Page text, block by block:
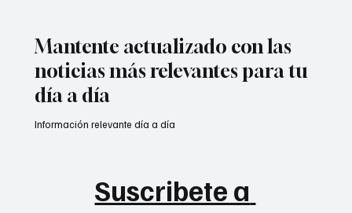
Mantente actualizado con las
noticias más relevantes para tu
día a día
Suscribete a
Información relevante día a día